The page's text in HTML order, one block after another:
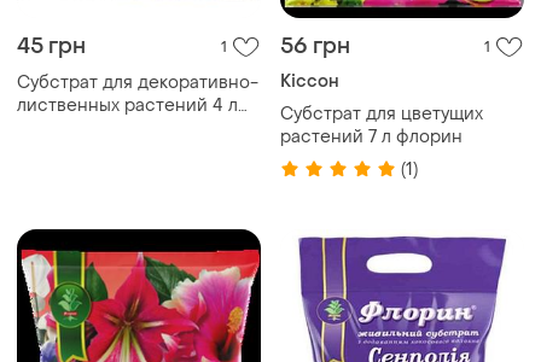
45 грн 1
Субстрат для декоративно-
лиственных растений 4 л
56 грн 1
Кіссон
Субстрат для цветущих
растений 7 л флорин
(1)